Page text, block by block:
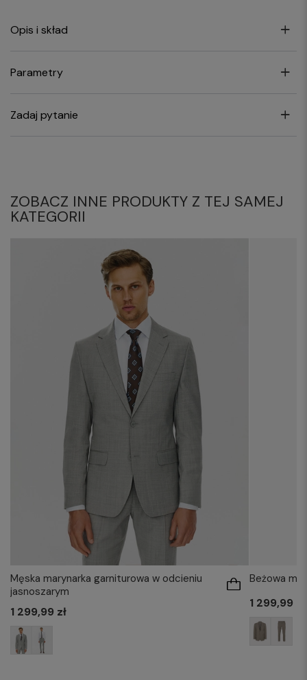
Opis i skład
Parametry
Zadaj pytanie
ZOBACZ INNE PRODUKTY Z TEJ SAMEJ
KATEGORII
Męska marynarka garniturowa w odcieniu
jasnoszarym
1 299,99 zł
Beżowa
1 299,99 zł